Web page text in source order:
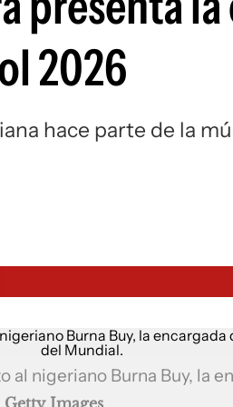
2026
hace parte de la
al nigeriano Burna Buy, la
Getty Images